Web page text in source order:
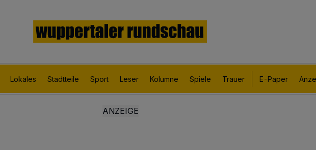
Lokales Stadtteile Sport Leser Kolumne Spiele Trauer E-Paper